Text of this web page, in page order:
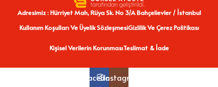
Adresimiz : Hürriyet Mah, Rüya Sk. No 3/A Bahçelievler / İstanbul
Kullanım Koşulları Ve Üyelik SözleşmesiGizlilik Ve Çerez Politikası
Kişisel Verilerin KorunmasıTeslimat & İade
FacebookInstagram